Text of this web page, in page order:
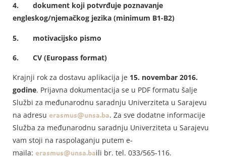
4. dokument koji potvrđuje poznavanje
engleskog/njemačkog jezika (minimum B1-B2)
5. motivacijsko pismo
6. CV (Europass format)
Krajnji rok za dostavu aplikacija je 15. novembar 2016.
godine. Prijavna dokumentacija se u PDF formatu šalje
Službi za međunarodnu saradnju Univerziteta u Sarajevu
na adresu erasmus@unsa.ba. Za sve dodatne informacije
Služba za međunarodnu saradnju Univerziteta u Sarajevu
vam stoji na raspolaganju putem e-
maila: erasmus@unsa.baili br. tel. 033/565-116.